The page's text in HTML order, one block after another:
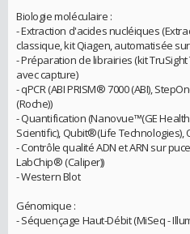
Biologie moléculaire :
- Extraction d'acides nucléiques
classique, kit Qiagen, automatisée
- Préparation de librairies (kit
avec capture)
- qPCR (ABI PRISM® 7000 (ABI),
(Roche))
- Quantification (Nanovue™(GE
Scientific), Qubit®(Life
- Contrôle qualité ADN et ARN sur
LabChip® (Caliper))
- Western Blot
Génomique :
- Séquençage Haut-Débit (MiSeq -